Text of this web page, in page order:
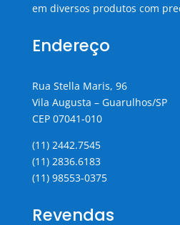
em diversos produtos com
Endereço
Rua Stella Maris, 96
Vila Augusta – Guarulhos/SP
CEP 07041-010
(11) 2442.7545
(11) 2836.6183
(11) 98553-0375
Revendas